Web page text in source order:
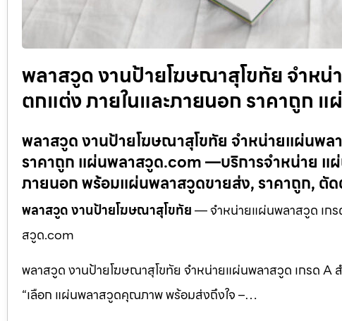
พลาสวูด งานป้ายโฆษณาสุโขทัย จำหน่
ตกแต่ง ภายในและภายนอก ราคาถูก
พลาสวูด งานป้ายโฆษณาสุโขทัย จำหน่ายแผ่นพล
ราคาถูก แผ่นพลาสวูด.com —บริการจำหน่าย แ
ภายนอก พร้อมแผ่นพลาสวูดขายส่ง, ราคาถูก, ตั
พลาสวูด งานป้ายโฆษณาสุโขทัย— จำหน่ายแผ่นพลาสวูด เกร
สวูด.com
พลาสวูด งานป้ายโฆษณาสุโขทัย จำหน่ายแผ่นพลาสวูด เกรด A
“เลือก แผ่นพลาสวูดคุณภาพ พร้อมส่งถึงใจ –…